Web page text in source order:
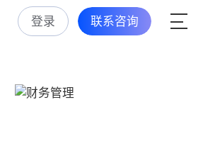
登录 联系咨询